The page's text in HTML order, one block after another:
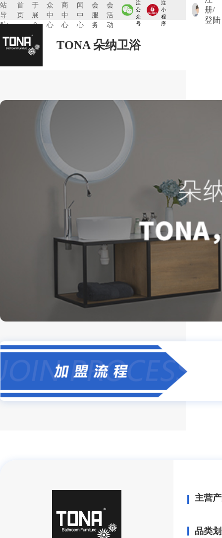
站
导
航:
首
页
于
展
会
众
中
心
商
中
心
闻
中
心
会
服
务
会
活
动
注
公
众
号
注
小
程
序
册/
登陆
TONA 朵纳卫浴
主营
品类